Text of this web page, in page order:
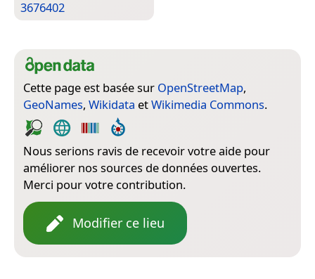
3676402
Cette page est basée sur OpenStreetMap,
GeoNames, Wikidata etWikimedia Commons.
Nous serions ravis de recevoir votre aide pour
améliorer nos sources de données ouvertes.
Merci pour votre contribution.
Modifier ce lieu